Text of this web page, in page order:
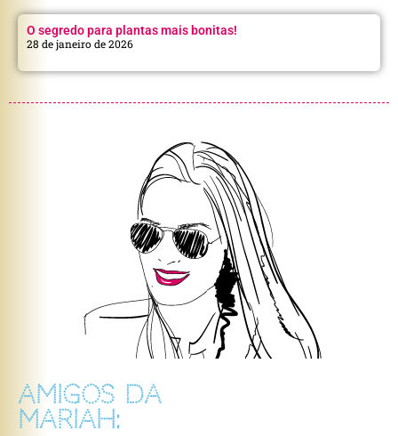
O segredo para plantas mais bonitas!
28 de janeiro de 2026
AMIGOS DA
MARIAH: